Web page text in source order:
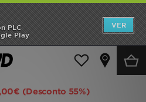
PLC
Play
VER
(Desconto 55%)